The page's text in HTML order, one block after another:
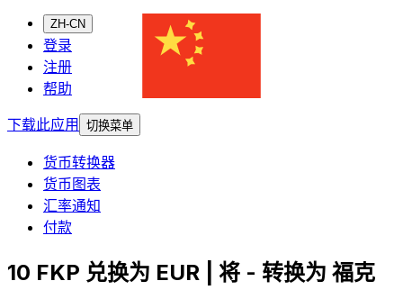
ZH-CN
登录
注册
帮助
下载此应用
切换菜单
货币转换器
货币图表
汇率通知
付款
10 FKP 兑换为 EUR | 将 - 转换为 福克